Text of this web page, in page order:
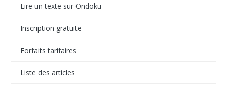
Lire un texte sur Ondoku
Inscription gratuite
Forfaits tarifaires
Liste des articles